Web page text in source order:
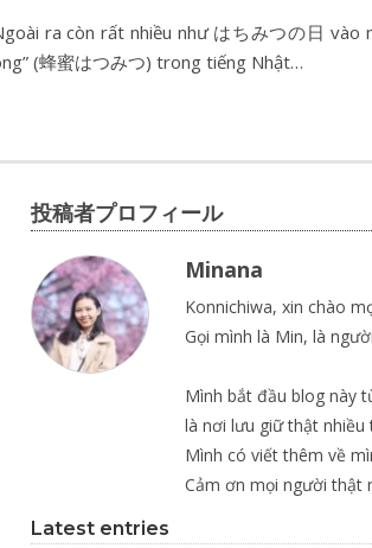
ra còn rất nhiều như はちみつの日
(蜂蜜はつみつ) trong tiếng Nhật…
投稿者プロフィール
Minana
Konnichiwa, xin chào
Gọi mình là Min, là
Mình bắt đầu blog này
là nơi lưu giữ thật nhiều
Mình có viết thêm về
Cảm ơn mọi người thật
Latest entries